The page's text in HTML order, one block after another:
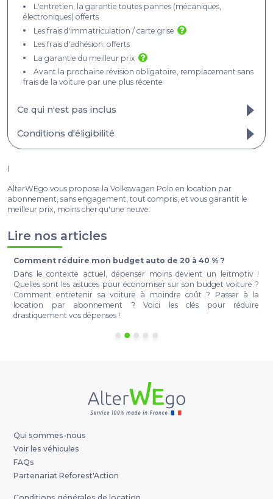
L'entretien, la garantie toutes pannes (mécaniques,
électroniques) offerts
Les frais d'immatriculation / carte grise
Les frais d'adhésion: offerts
La garantie du meilleur prix
Avant la prochaine révision obligatoire, remplacement sans
frais de la voiture par une plus récente​
Ce qui n'est pas inclus
L'assurance, obligatoirement tous risques
Conditions d'éligibilité
AlterWEgo vous propose la Volkswagen Polo en location par
abonnement, sans engagement, tout compris, et vous garantit le
meilleur prix, moins cher qu'une neuve.
Lire nos articles
Comment réduire mon budget auto de 20 à 40 % ?
Dans le contexte actuel, dépenser moins devient un leitmotiv !
Quelles sont les astuces pour économiser sur son budget voiture ?
Comment entretenir sa voiture à moindre coût ? Passer à la
location par abonnement ? Voici les clés pour réduire
drastiquement vos dépenses !
Qui sommes-nous
Voir les véhicules
FAQs
Partenariat Reforest'Action